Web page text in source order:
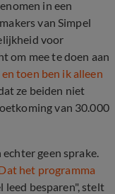
in een
van Simpel
voor
om mee te doen aan
en toen ben ik alleen
ze beiden niet
van 30.000
geen sprake.
het programma
leed besparen", stelt